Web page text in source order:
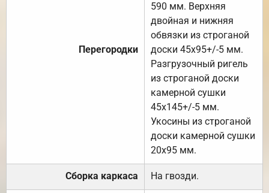
Перегородки
590 мм. Верхняя
двойная и нижняя
обвязки из строганой
доски 45х95+/-5 мм.
Разгрузочный ригель
из строганой доски
камерной сушки
45х145+/-5 мм.
Укосины из строганой
доски камерной сушки
20х95 мм.
Сборка каркаса На гвозди.